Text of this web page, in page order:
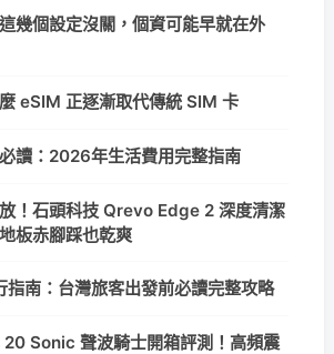
幾個設定沒關，個資可能早就在外
eSIM 正逐漸取代傳統 SIM 卡
讀：2026年生活費用完整指南
！石頭科技 Qrevo Edge 2 深度清潔
板赤腳踩也乾爽
南：台灣旅客出發前必讀完整攻略
Sonic 聲波騎士開箱評測！高頻震